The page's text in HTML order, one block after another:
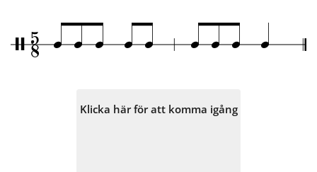
/5
8 q q q q q q q q q
Klicka här för att komma igång